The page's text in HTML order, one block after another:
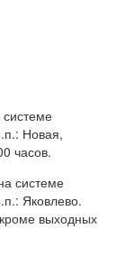
Новая,
часов.
системе
Яковлево.
выходных